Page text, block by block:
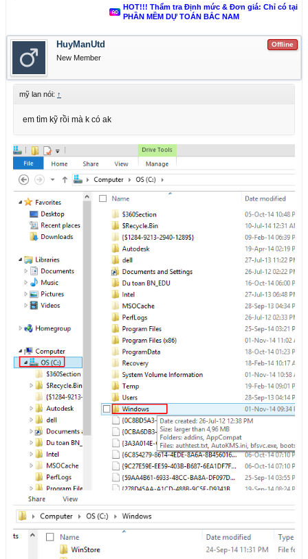
HOT!!! Thẩm tra Định mức & Đơn giá: Chỉ có tại
PHẦN MỀM DỰ TOÁN BẮC NAM
Offline
HuyManUtd
New Member
mỹ lan nói: ↑
em tìm kỹ rồi mà k có ak